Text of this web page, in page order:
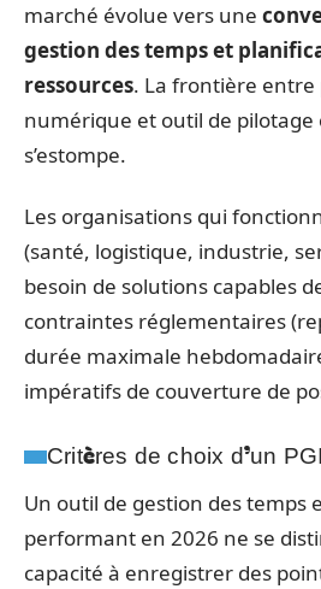
marché évolue vers une
gestion des temps et
ressources. La frontière entre
numérique et outil de
s’estompe.
Les organisations qui
(santé, logistique, industrie,
besoin de solutions capables
contraintes réglementaires
durée maximale
impératifs de couverture de
Critères de choix d’un
Un outil de gestion des temps
performant en 2026 ne se
capacité à enregistrer des